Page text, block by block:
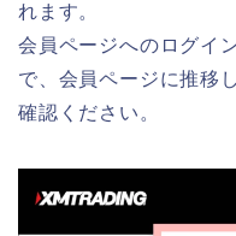
れます。
会員ページへのログイ
で、会員ページに推移
確認ください。